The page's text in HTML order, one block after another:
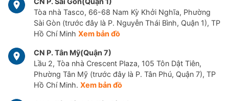
Tòa nhà Tasco, 66-68 Nam Kỳ Khởi Nghĩa, Phường
Sài Gòn (trước đây là P. Nguyễn Thái Bình, Quận 1), TP
Hồ Chí Minh Xem bản đồ
CN P. Tân Mỹ(Quận 7)
Lầu 2, Tòa nhà Crescent Plaza, 105 Tôn Dật Tiên,
Phường Tân Mỹ (trước đây là P. Tân Phú, Quận 7), TP
Hồ Chí Minh. Xem bản đồ